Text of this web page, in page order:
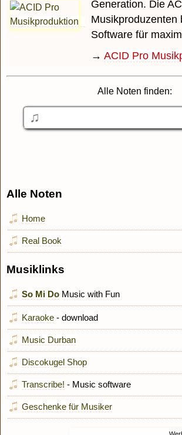
Generation. Die
Musikproduzenten
Software für
→ ACID Pro
Alle Noten finden:
Alle Noten
Home
Real Book
Musiklinks
So Mi Do Music with Fun
Karaoke - download
Music Durban
Discokugel Shop
Transcribe! - Music software
Geschenke für Musiker